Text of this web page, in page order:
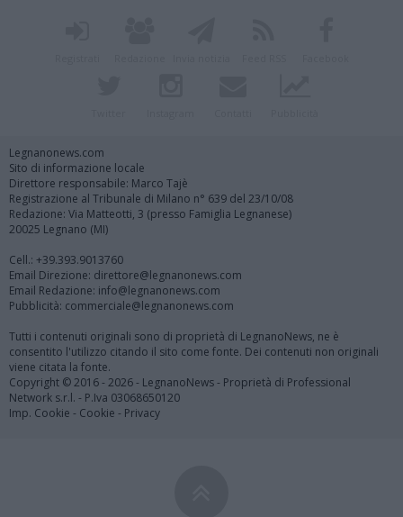
Legnanonews.com
Sito di informazione locale
Direttore responsabile: Marco Tajè
Registrazione al Tribunale di Milano n° 639 del 23/10/08
Redazione: Via Matteotti, 3 (presso Famiglia Legnanese)
20025 Legnano (MI)
Cell.: +39.393.9013760
Email Direzione: direttore@legnanonews.com
Email Redazione: info@legnanonews.com
Pubblicità: commerciale@legnanonews.com
Tutti i contenuti originali sono di proprietà di LegnanoNews, ne è
consentito l'utilizzo citando il sito come fonte. Dei contenuti non originali
viene citata la fonte.
Copyright © 2016 - 2026 - LegnanoNews - Proprietà di Professional
Network s.r.l. - P.Iva 03068650120
Imp. Cookie - Cookie - Privacy